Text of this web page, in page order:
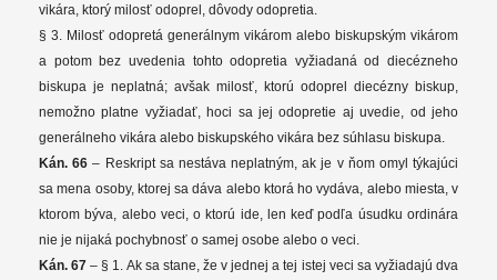
vikára, ktorý milosť odoprel, dôvody odopretia.
§ 3. Milosť odopretá generálnym vikárom alebo biskupským vikárom
a potom bez uvedenia tohto odopretia vyžiadaná od diecézneho
biskupa je neplatná; avšak milosť, ktorú odoprel diecézny biskup,
nemožno platne vyžiadať, hoci sa jej odopretie aj uvedie, od jeho
generálneho vikára alebo biskupského vikára bez súhlasu biskupa.
Kán. 66– Reskript sa nestáva neplatným, ak je v ňom omyl týkajúci
sa mena osoby, ktorej sa dáva alebo ktorá ho vydáva, alebo miesta, v
ktorom býva, alebo veci, o ktorú ide, len keď podľa úsudku ordinára
nie je nijaká pochybnosť o samej osobe alebo o veci.
Kán. 67 – § 1. Ak sa stane, že v jednej a tej istej veci sa vyžiadajú dva